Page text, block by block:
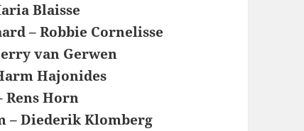
Blaisse
– Robbie Cornelisse
van Gerwen
Hajonides
Rens Horn
– Diederik Klomberg